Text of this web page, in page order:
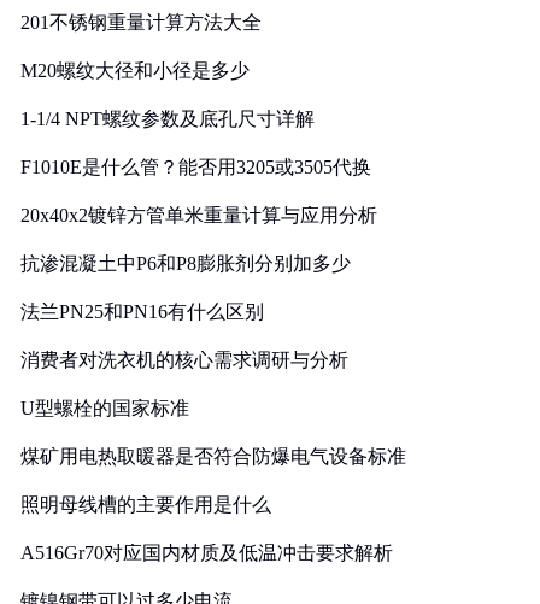
201不锈钢重量计算方法大全
M20螺纹大径和小径是多少
1-1/4 NPT螺纹参数及底孔尺寸详解
F1010E是什么管？能否用3205或3505代换
20x40x2镀锌方管单米重量计算与应用分析
抗渗混凝土中P6和P8膨胀剂分别加多少
法兰PN25和PN16有什么区别
消费者对洗衣机的核心需求调研与分析
U型螺栓的国家标准
煤矿用电热取暖器是否符合防爆电气设备标准
照明母线槽的主要作用是什么
A516Gr70对应国内材质及低温冲击要求解析